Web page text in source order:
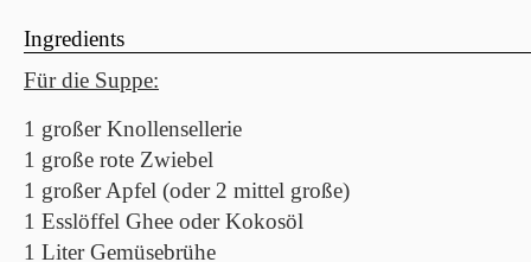
Ingredients
Für die Suppe:
1 großer Knollensellerie
1 große rote Zwiebel
1 großer Apfel (oder 2 mittel große)
1 Esslöffel Ghee oder Kokosöl
1 Liter Gemüsebrühe